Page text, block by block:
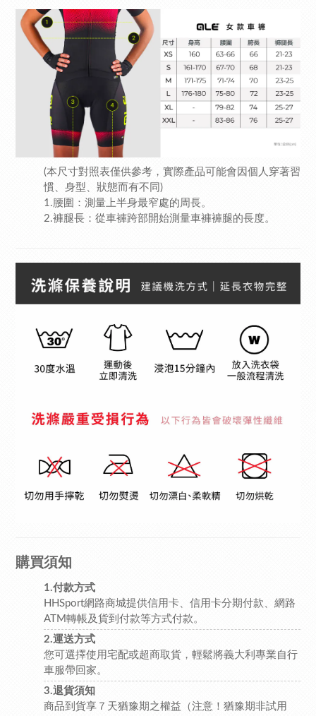
(本尺寸對照表僅供參考，實際產品可能會因個人穿著習
慣、身型、狀態而有不同)
1.腰圍：測量上半身最窄處的周長。
2.褲腿長：從車褲跨部開始測量車褲褲腿的長度。
購買須知
1.付款方式
HHSport網路商城提供信用卡、信用卡分期付款、網路
ATM轉帳及貨到付款等方式付款。
2.運送方式
您可選擇使用宅配或超商取貨，輕鬆將義大利專業自行
車服帶回家。
3.退貨須知
商品到貨享７天猶豫期之權益（注意！猶豫期非試用